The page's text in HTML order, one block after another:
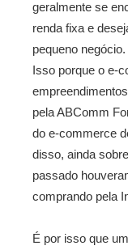
geralmente se
renda fixa e
pequeno negócio.
Isso porque o e-
pela ABComm
do e-commerce
disso, ainda
passado
comprando pela
É por isso que